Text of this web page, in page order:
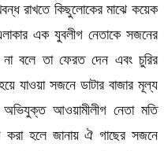
রাখতে কিছুলোকের মাঝে কয়েক
এক যুবলীগ নেতাকে সজনের
না বলে তা ফেরত দেন এবং চুরির
যাওয়া সজনে ডাটার বাজার মূল্য
অভিযুক্ত আওয়ামীলীগ নেতা মতি
করা হলে জানায় ঐ গাছের সজনে